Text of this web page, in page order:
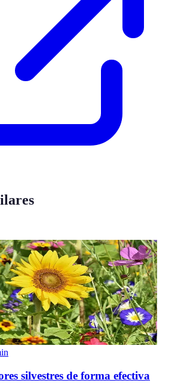
silvestres de forma efectiva